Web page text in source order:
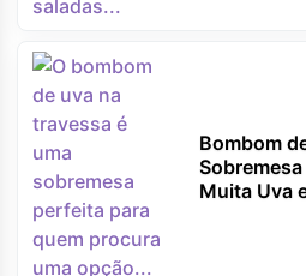
Bombom
Muita Uva